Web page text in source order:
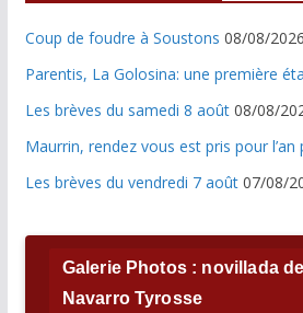
Coup de foudre à Soustons 08/08/2026
Parentis, La Golosina: une première
Les brèves du samedi 8 août 08/08/
Maurrin, rendez vous est pris pour l’an
Les brèves du vendredi 7 août 07/08/
Galerie Photos : novillada
Navarro Tyrosse